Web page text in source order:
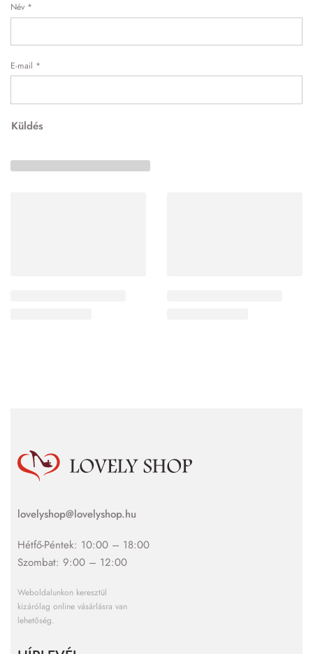
Név *
E-mail *
lovelyshop@lovelyshop.hu
Hétfő-Péntek: 10:00 – 18:00
Szombat: 9:00 – 12:00
Weboldalunkon keresztül
kizárólag online vásárlásra van
lehetőség.